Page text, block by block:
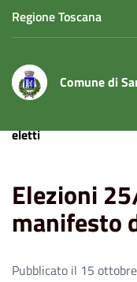
Regione Toscana
Comune di
eletti
Elezioni
manifesto
Pubblicato il 15